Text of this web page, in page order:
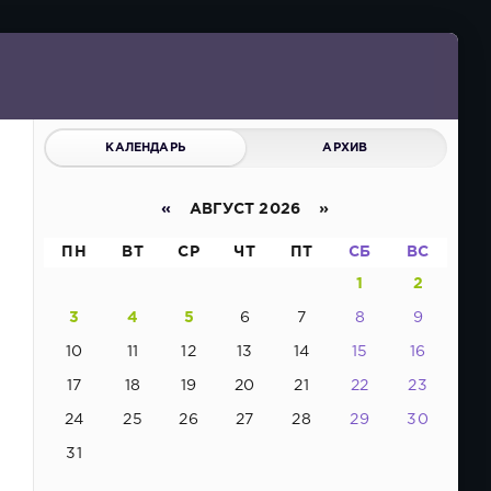
КАЛЕНДАРЬ АРХИВ
« АВГУСТ 2026 »
ПН ВТ СР ЧТ ПТ СБ ВС
1 2
3 4 5 6 7 8 9
10 11 12 13 14 15 16
17 18 19 20 21 22 23
24 25 26 27 28 29 30
31